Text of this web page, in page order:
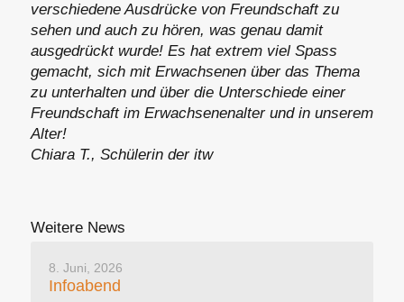
verschiedene Ausdrücke von Freundschaft zu
sehen und auch zu hören, was genau damit
ausgedrückt wurde! Es hat extrem viel Spass
gemacht, sich mit Erwachsenen über das Thema
zu unterhalten und über die Unterschiede einer
Freundschaft im Erwachsenenalter und in unserem
Alter!
Chiara T., Schülerin der itw
Weitere News
8. Juni, 2026
Infoabend